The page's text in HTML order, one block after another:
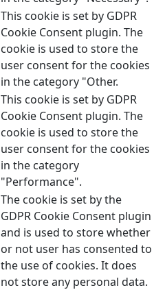
This cookie is set by GDPR
Cookie Consent plugin. The
cookie is used to store the
user consent for the cookies
in the category "Other.
This cookie is set by GDPR
Cookie Consent plugin. The
cookie is used to store the
user consent for the cookies
in the category
"Performance".
The cookie is set by the
GDPR Cookie Consent plugin
and is used to store whether
or not user has consented to
the use of cookies. It does
not store any personal data.